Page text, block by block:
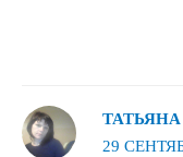
ТАТЬЯНА
29